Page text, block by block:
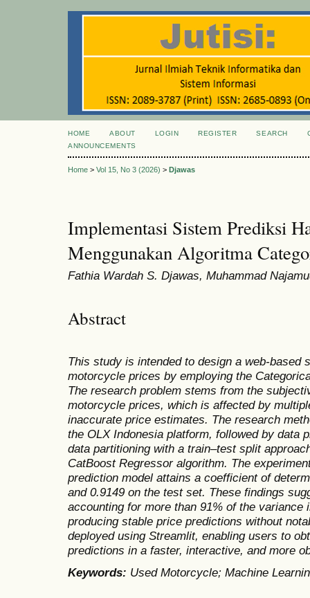
HOME ABOUT LOGIN REGISTER SEARCH
ANNOUNCEMENTS
Home > Vol 15, No 3 (2026) > Djawas
Implementasi Sistem Prediksi
Menggunakan Algoritma
Fathia Wardah S. Djawas, Muhammad
Abstract
This study is intended to design a web-based
motorcycle prices by employing the
The research problem stems from the
motorcycle prices, which is affected by
inaccurate price estimates. The research
the OLX Indonesia platform, followed by data
data partitioning with a train–test split
CatBoost Regressor algorithm. The
prediction model attains a coefficient of
and 0.9149 on the test set. These findings
accounting for more than 91% of the
producing stable price predictions without
deployed using Streamlit, enabling users to
predictions in a faster, interactive, and more
Keywords: Used Motorcycle; Machine